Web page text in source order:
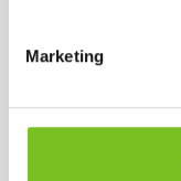
Marketing
€ 33,81excl.
€ 40,91
(bij afname